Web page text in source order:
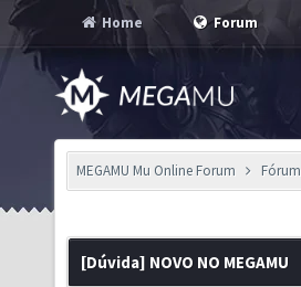
Home Forum
MEGAMU Mu Online Forum Fórum
[Dúvida] NOVO NO MEGAMU